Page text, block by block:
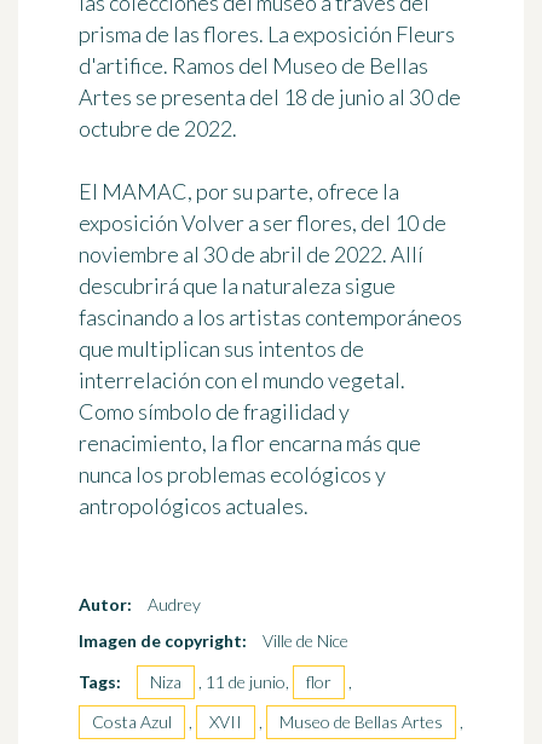
prisma de las flores. La exposición Fleurs
d'artifice. Ramos del Museo de Bellas
Artes se presenta del 18 de junio al 30 de
octubre de 2022.
El MAMAC, por su parte, ofrece la
exposiciónVolver a ser flores, del 10 de
noviembre al 30 de abril de 2022. Allí
descubrirá que la naturaleza sigue
fascinando a los artistas contemporáneos
que multiplican sus intentos de
interrelación con el mundo vegetal.
Como símbolo de fragilidad y
renacimiento, la flor encarna más que
nunca los problemas ecológicos y
antropológicos actuales.
Autor:
Audrey
Imagen de copyright:
Ville de Nice
Tags:
Niza , 11 de junio, flor
,
Costa Azul
, XVII , Museo de Bellas Artes
,